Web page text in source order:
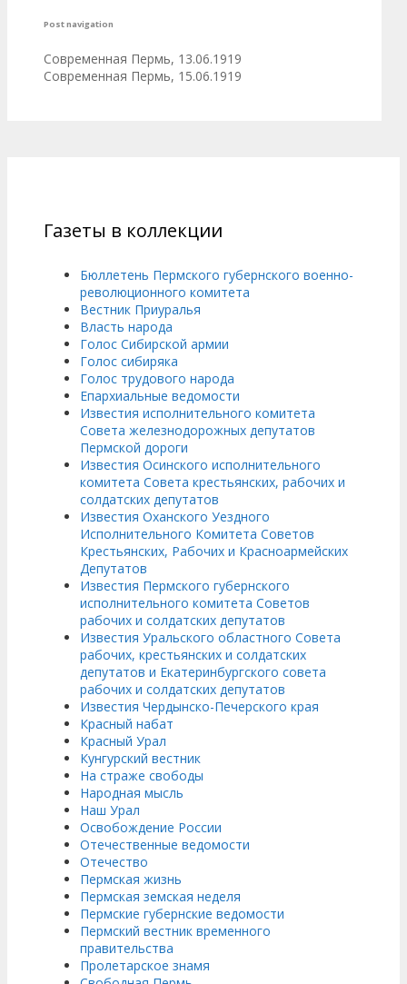
Post navigation
Современная Пермь, 13.06.1919
Современная Пермь, 15.06.1919
Газеты в коллекции
Бюллетень Пермского губернского военно-
революционного комитета
Вестник Приуралья
Власть народа
Голос Сибирской армии
Голос сибиряка
Голос трудового народа
Епархиальные ведомости
Известия исполнительного комитета
Совета железнодорожных депутатов
Пермской дороги
Известия Осинского исполнительного
комитета Совета крестьянских, рабочих и
солдатских депутатов
Известия Оханского Уездного
Исполнительного Комитета Советов
Крестьянских, Рабочих и Красноармейских
Депутатов
Известия Пермского губернского
исполнительного комитета Советов
рабочих и солдатских депутатов
Известия Уральского областного Совета
рабочих, крестьянских и солдатских
депутатов и Екатеринбургского совета
рабочих и солдатских депутатов
Известия Чердынско-Печерского края
Красный набат
Красный Урал
Кунгурский вестник
На страже свободы
Народная мысль
Наш Урал
Освобождение России
Отечественные ведомости
Отечество
Пермская жизнь
Пермская земская неделя
Пермские губернские ведомости
Пермский вестник временного
правительства
Пролетарское знамя